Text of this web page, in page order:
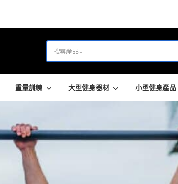
重量訓練 大型健身器材 小型健身產品